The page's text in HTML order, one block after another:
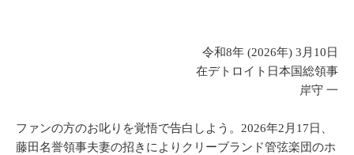
令和8年 (2026年) 3月10日
在デトロイト日本国総領事
岸守 一
ファンの方のお叱りを覚悟で告白しよう。2026年2月17日、
藤田名誉領事夫妻の招きによりクリーブランド管弦楽団のホ